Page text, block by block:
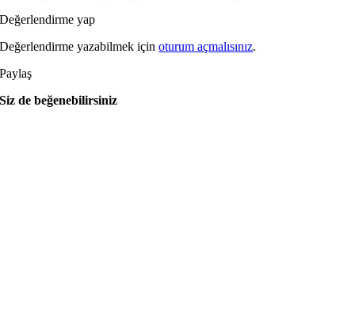
Değerlendirme yap
Değerlendirme yazabilmek içinoturum açmalısınız.
Paylaş
Siz de beğenebilirsiniz